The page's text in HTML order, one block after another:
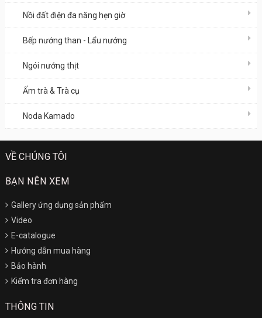
Nồi đất điện đa năng hẹn giờ
Bếp nướng than - Lẩu nướng
Ngói nướng thịt
Ấm trà & Trà cụ
Noda Kamado
VỀ CHÚNG TÔI
BẠN NÊN XEM
Gallery ứng dụng sản phẩm
Video
E-catalogue
Hướng dẫn mua hàng
Bảo hành
Kiểm tra đơn hàng
THÔNG TIN